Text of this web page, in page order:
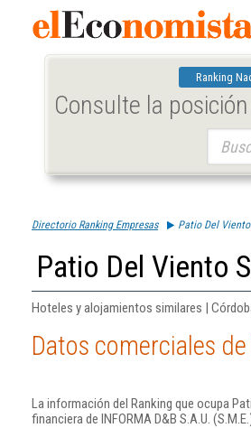
Ranking
Consulte la
Directorio Ranking Empresas Patio Del
Patio Del Viento
Hoteles y alojamientos similares |
Datos comerciales
La información del Ranking que ocupa
financiera de INFORMA D&B S.A.U.